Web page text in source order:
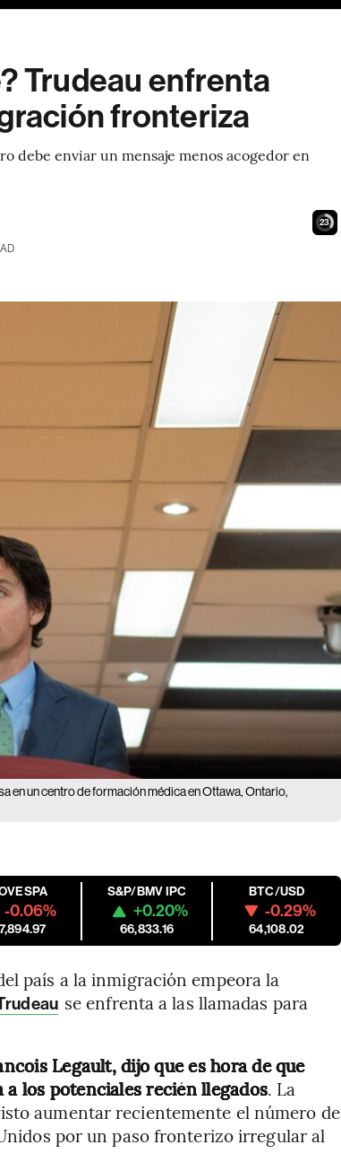
Trudeau enfrenta
fronteriza
debe enviar un mensaje menos acogedor en
21
en un centro de formación médica en Ottawa, Ontario,
-0.06%
S&P/BMV IPC
+0.20%
66,833.16
BTC/USD
-0.29%
64,108.02
país a la inmigración empeora la
se enfrenta a las llamadas para
Legault, dijo que es hora de que
los potenciales recién llegados. La
aumentar recientemente el número de
por un paso fronterizo irregular al